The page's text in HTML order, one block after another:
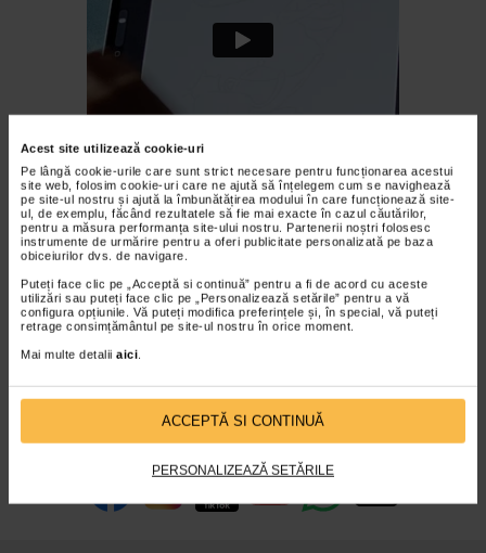
Acest site utilizează cookie-uri
Pe lângă cookie-urile care sunt strict necesare pentru funcționarea acestui
site web, folosim cookie-uri care ne ajută să înțelegem cum se navighează
pe site-ul nostru și ajută la îmbunătățirea modului în care funcționează site-
ul, de exemplu, făcând rezultatele să fie mai exacte în cazul căutărilor,
pentru a măsura performanța site-ului nostru. Partenerii noștri folosesc
instrumente de urmărire pentru a oferi publicitate personalizată pe baza
obiceiurilor dvs. de navigare.
Puteți face clic pe „Acceptă si continuă” pentru a fi de acord cu aceste
utilizări sau puteți face clic pe „Personalizează setările” pentru a vă
configura opțiunile. Vă puteți modifica preferințele și, în special, vă puteți
retrage consimțământul pe site-ul nostru în orice moment.
Mai multe detalii aici
ACCEPTĂ SI CONTINUĂ
PERSONALIZEAZĂ SETĂRILE
Distribuie pe WhatsApp
infoline@catena.ro CallCenter